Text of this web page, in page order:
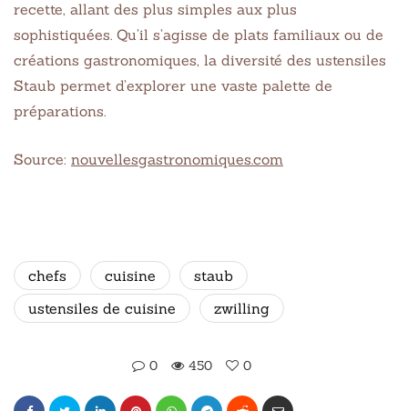
recette, allant des plus simples aux plus
sophistiquées. Qu’il s’agisse de plats familiaux ou de
créations gastronomiques, la diversité des ustensiles
Staub permet d’explorer une vaste palette de
préparations.
Source: nouvellesgastronomiques.com
chefs cuisine
staub
ustensiles de cuisine
zwilling
0 450 0